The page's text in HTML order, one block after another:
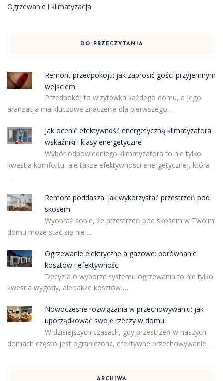
Ogrzewanie i klimatyzacja
DO PRZECZYTANIA
Remont przedpokoju: jak zaprosić gości przyjemnym
wejściem
Przedpokój to wizytówka każdego domu, a jego
aranżacja ma kluczowe znaczenie dla pierwszego …
Jak ocenić efektywność energetyczną klimatyzatora:
wskaźniki i klasy energetyczne
Wybór odpowiedniego klimatyzatora to nie tylko
kwestia komfortu, ale także efektywności energetycznej, która
…
Remont poddasza: jak wykorzystać przestrzeń pod
skosem
Wyobraź sobie, że przestrzeń pod skosem w Twoim
domu może stać się nie …
Ogrzewanie elektryczne a gazowe: porównanie
kosztów i efektywności
Decyzja o wyborze systemu ogrzewania to nie tylko
kwestia wygody, ale także kosztów …
Nowoczesne rozwiązania w przechowywaniu: jak
uporządkować swoje rzeczy w domu
W dzisiejszych czasach, gdy przestrzeń w naszych
domach często jest ograniczona, efektywne przechowywanie …
ARCHIWA